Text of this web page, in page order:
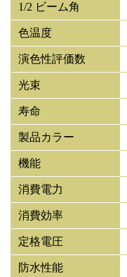
1/2 ビーム角
色温度
演色性評価数
光束
寿命
製品カラー
機能
消費電力
消費効率
定格電圧
防水性能